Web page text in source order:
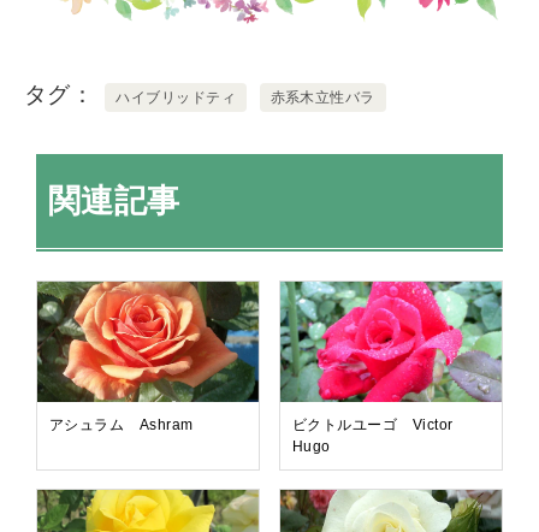
タグ ハイブリッドティ 赤系木立性バラ
関連記事
アシュラム Ashram
ビクトルユーゴ Victor
Hugo